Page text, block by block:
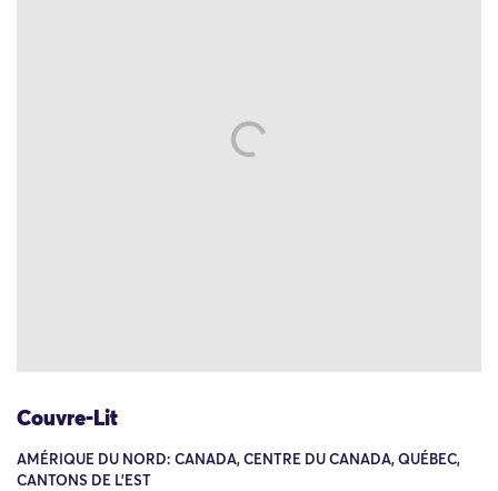
Couvre-Lit
AMÉRIQUE DU NORD: CANADA, CENTRE DU CANADA, QUÉBEC,
CANTONS DE L'EST